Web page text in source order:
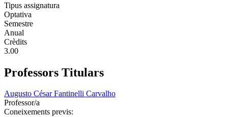
Tipus assignatura
Optativa
Semestre
Anual
Crèdits
3.00
Professors Titulars
Augusto César Fantinelli Carvalho
Professor/a
Coneixements previs: